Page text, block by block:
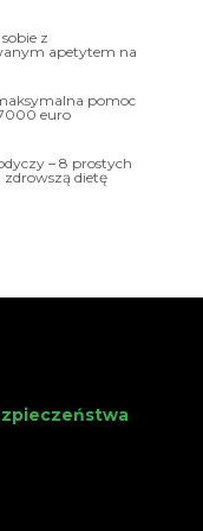
z
apetytem na
pomoc
euro
– 8 prostych
zdrowszą dietę